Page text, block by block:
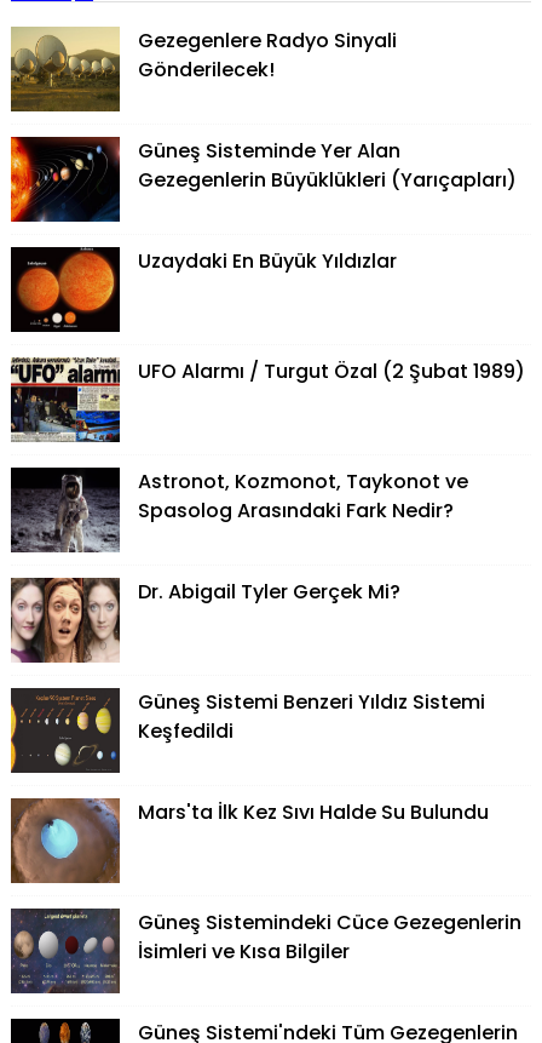
Gezegenlere Radyo Sinyali
Gönderilecek!
Güneş Sisteminde Yer Alan
Gezegenlerin Büyüklükleri (Yarıçapları)
Uzaydaki En Büyük Yıldızlar
UFO Alarmı / Turgut Özal (2 Şubat 1989)
Astronot, Kozmonot, Taykonot ve
Spasolog Arasındaki Fark Nedir?
Dr. Abigail Tyler Gerçek Mi?
Güneş Sistemi Benzeri Yıldız Sistemi
Keşfedildi
Mars'ta İlk Kez Sıvı Halde Su Bulundu
Güneş Sistemindeki Cüce Gezegenlerin
İsimleri ve Kısa Bilgiler
Güneş Sistemi'ndeki Tüm Gezegenlerin